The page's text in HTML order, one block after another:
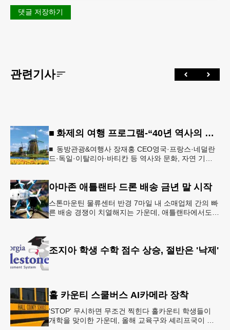
댓글 저장하기
관련기사
■ 화제의 여행 프로그램-“40년 역사의 신뢰… 서유럽 8개국 13일 대장정”
■ 동방관광&여행사 장재홍 CEO영국·프랑스·네덜란
드·독일·이탈리아·바티칸 등 역사와 문화, 자연 기
아마존 애틀랜타 드론 배송 금년 말 시작
스톤마운틴 물류센터 반경 7마일 내 소매업체 간의 빠
른 배송 경쟁이 치열해지는 가운데, 애틀랜타에서도
조지아 학생 수학 점수 상승, 절반은 '낙제'
홀 카운티 스쿨버스 AI카메라 장착
'STOP' 무시하면 무조건 찍힌다 홀카운티 학생들이
개학을 맞이한 가운데, 올해 교육구와 셰리프국이 학